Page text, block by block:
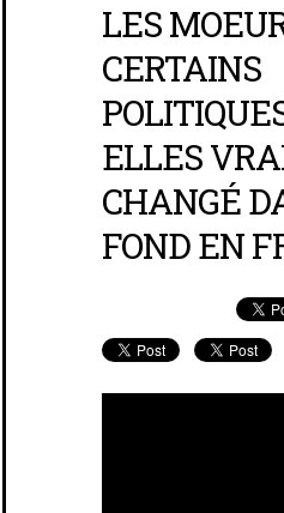
LES
CERTAINS
ELLES
CHANGÉ
FOND EN